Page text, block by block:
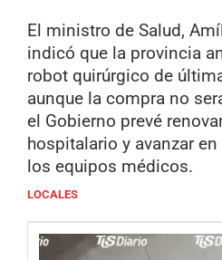
El ministro de Salud,
indicó que la provincia
robot quirúrgico de
aunque la compra no
el Gobierno prevé
hospitalario y avanzar
los equipos médicos.
LOCALES